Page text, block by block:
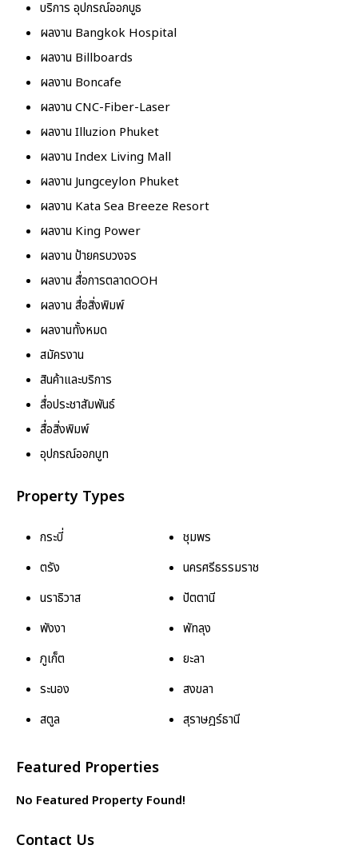
บริการ อุปกรณ์ออกบูธ
ผลงาน Bangkok Hospital
ผลงาน Billboards
ผลงาน Boncafe
ผลงาน CNC-Fiber-Laser
ผลงาน Illuzion Phuket
ผลงาน Index Living Mall
ผลงาน Jungceylon Phuket
ผลงาน Kata Sea Breeze Resort
ผลงาน King Power
ผลงาน ป้ายครบวงจร
ผลงาน สื่อการตลาดOOH
ผลงาน สื่อสิ่งพิมพ์
ผลงานทั้งหมด
สมัครงาน
สินค้าและบริการ
สื่อประชาสัมพันธ์
สื่อสิ่งพิมพ์
อุปกรณ์ออกบูท
Property Types
กระบี่
ชุมพร
ตรัง
นครศรีธรรมราช
นราธิวาส
ปัตตานี
พังงา
พัทลุง
ภูเก็ต
ยะลา
ระนอง
สงขลา
สตูล
สุราษฎร์ธานี
Featured Properties
No Featured Property Found!
Contact Us